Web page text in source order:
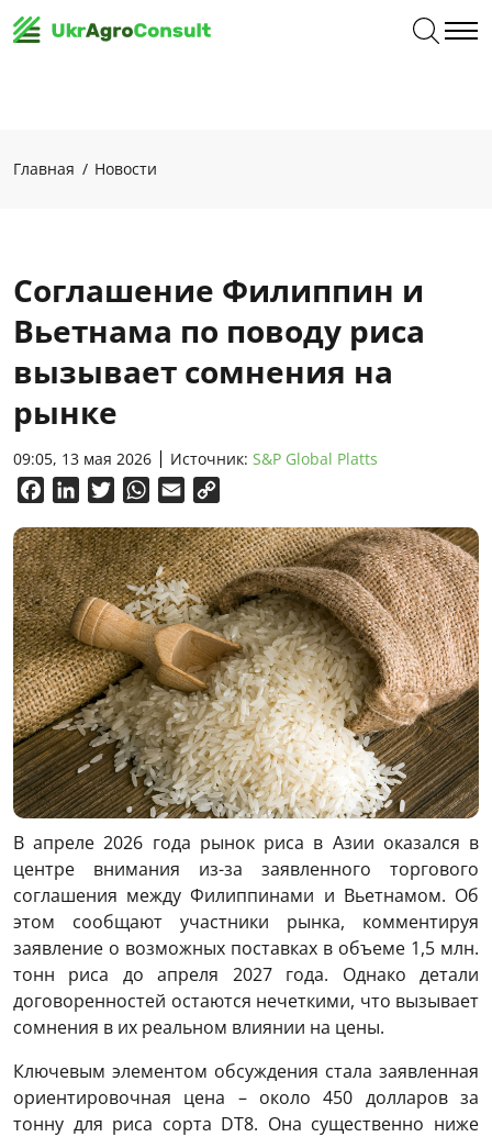
Главная Новости
Соглашение Филиппин и
Вьетнама по поводу риса
вызывает сомнения на
рынке
09:05, 13 мая 2026 Источник: S&P Global Platts
FacebookLinkedInTwitterWhatsApp
Email
В апреле 2026 года рынок риса в Азии оказался в
центре внимания из-за заявленного торгового
соглашения между Филиппинами и Вьетнамом. Об
этом сообщают участники рынка, комментируя
заявление о возможных поставках в объеме 1,5 млн.
тонн риса до апреля 2027 года. Однако детали
договоренностей остаются нечеткими, что вызывает
сомнения в их реальном влиянии на цены.
Ключевым элементом обсуждения стала заявленная
ориентировочная цена – около 450 долларов за
тонну для риса сорта DT8. Она существенно ниже